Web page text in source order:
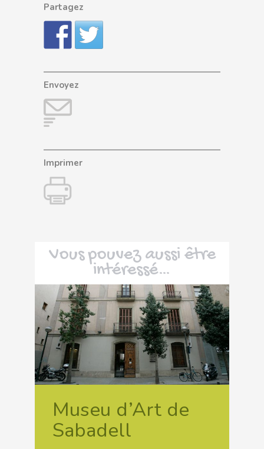
Partagez
Envoyez
Imprimer
Vous pouvez aussi être
intéressé…
Museu d’Art de
Sabadell